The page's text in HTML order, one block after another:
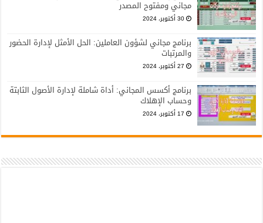
مجاني ومفتوح المصدر
30 أكتوبر، 2024
برنامج مجاني لشؤون العاملين: الحل الأمثل لإدارة الحضور
والمرتبات
27 أكتوبر، 2024
برنامج أكسس المجاني: أداة شاملة لإدارة الأصول الثابتة
وحساب الإهلاك
17 أكتوبر، 2024